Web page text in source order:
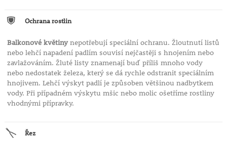
Ochrana rostlin
Balkonové květinynepotřebují speciální ochranu. Žloutnutí listů
nebo lehčí napadení padlím souvisí nejčastěji s hnojením nebo
zavlažováním. Žluté listy znamenají buď příliš mnoho vody
nebo nedostatek železa, který se dá rychle odstranit speciálním
hnojivem. Lehčí výskyt padlí je způsoben většinou nadbytkem
vody. Při případném výskytu mšic nebo molic ošetříme rostliny
vhodnými přípravky.
Řez